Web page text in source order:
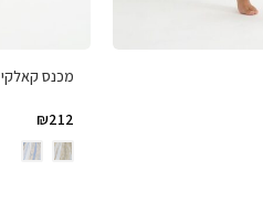
מכנס קאלקי
₪212